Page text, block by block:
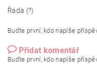
Řada (?)
Buďte první, kdo napíše
Přidat komentář
Buďte první, kdo napíše